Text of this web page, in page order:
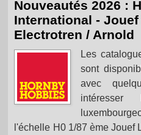
Nouveautés 2026 :
International -
Electrotren / Arnold
Les
sont
avec
l'échelle H0 1/87 ème Jouef